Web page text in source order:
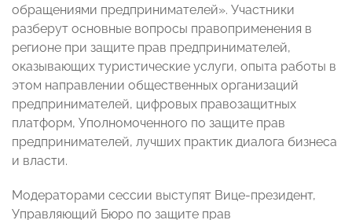
обращениями предпринимателей». Участники
разберут основные вопросы правоприменения в
регионе при защите прав предпринимателей,
оказывающих туристические услуги, опыта работы в
этом направлении общественных организаций
предпринимателей, цифровых правозащитных
платформ, Уполномоченного по защите прав
предпринимателей, лучших практик диалога бизнеса
и власти.
Модераторами сессии выступят Вице-президент,
Управляющий Бюро по защите прав